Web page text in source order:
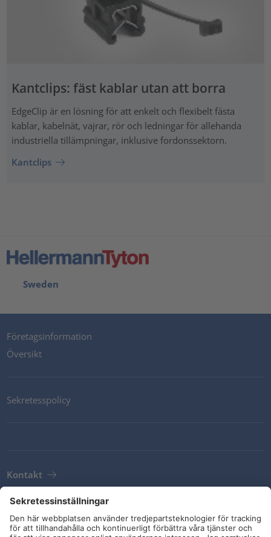
Kantclips: fäst kablar utan att borra
EdgeClip är en lösning för att enkelt och flexibelt fästa
kablar, kabelnät, vajrar, rör och ledningar för allehanda
industriella tillämpningar, inklusive fordonssektorn.
Kantclips
Sweden
Företagsinformation
Översikt
Sekretesspolicy
Kontakt